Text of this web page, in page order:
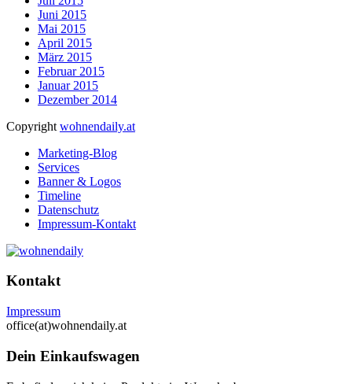
Juni 2015
Mai 2015
April 2015
März 2015
Februar 2015
Januar 2015
Dezember 2014
Copyright wohnendaily.at
Marketing-Blog
Services
Banner & Logos
Timeline
Datenschutz
Impressum-Kontakt
Kontakt
Impressum
office(at)wohnendaily.at
Dein Einkaufswagen